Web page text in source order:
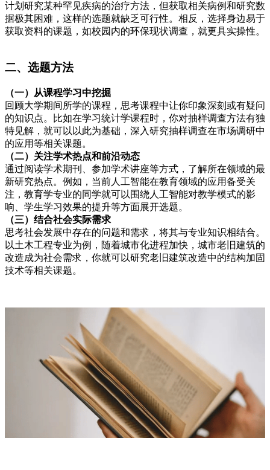
计划研究某种罕见疾病的治疗方法，但获取相关病例和研究数
据极其困难，这样的选题就缺乏可行性。相反，选择身边易于
获取资料的课题，如校园内的环保现状调查，就更具实操性。
二、选题方法
（一）从课程学习中挖掘
回顾大学期间所学的课程，思考课程中让你印象深刻或有疑问
的知识点。比如在学习统计学课程时，你对抽样调查方法有独
特见解，就可以以此为基础，深入研究抽样调查在市场调研中
的应用等相关课题。
（二）关注学术热点和前沿动态
通过阅读学术期刊、参加学术讲座等方式，了解所在领域的最
新研究热点。例如，当前人工智能在教育领域的应用备受关
注，教育学专业的同学就可以围绕人工智能对教学模式的影
响、学生学习效果的提升等方面展开选题。
（三）结合社会实际需求
思考社会发展中存在的问题和需求，将其与专业知识相结合。
以土木工程专业为例，随着城市化进程加快，城市老旧建筑的
改造成为社会需求，你就可以研究老旧建筑改造中的结构加固
技术等相关课题。